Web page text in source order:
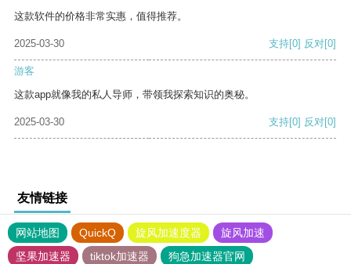
这款软件的价格非常实惠，值得推荐。
2025-03-30 支持[0] 反对[0]
游客
这款app就像我的私人导师，带领我探索知识的奥秘。
2025-03-30 支持[0] 反对[0]
友情链接
网站地图 QuickQ 旋风加速度器
旋风加速
坚果加速器
tiktok加速器
狗急加速器官网